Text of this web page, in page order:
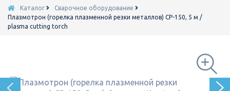
Каталог
Сварочное оборудование
Плазмотрон (горелка плазменной резки металлов) CP-150, 5 м /
plasma cutting torch